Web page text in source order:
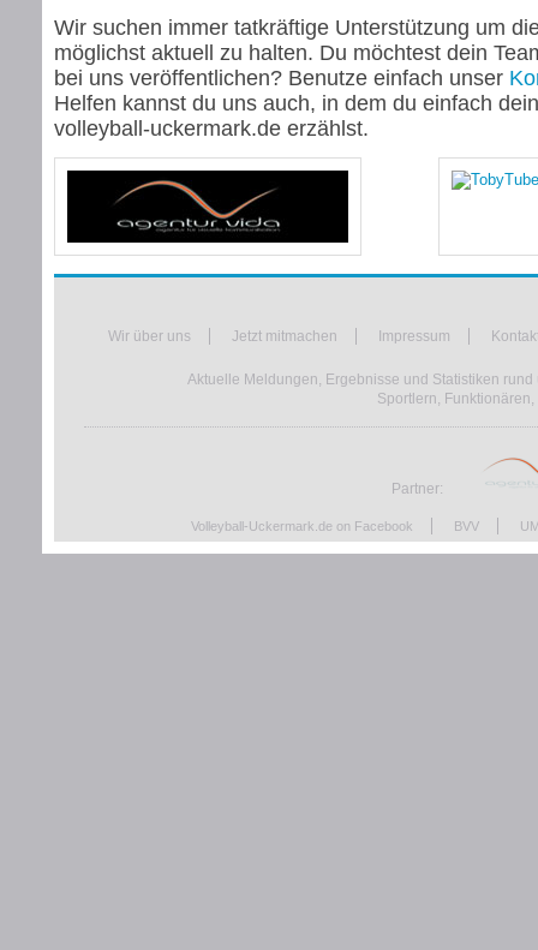
Wir suchen immer tatkräftige Unterstützung um
möglichst aktuell zu halten. Du möchtest dein
bei uns veröffentlichen? Benutze einfach unser
Helfen kannst du uns auch, in dem du einfach
volleyball-uckermark.de erzählst.
Wir über uns Jetzt mitmachen Impressum
Aktuelle Meldungen, Ergebnisse und Statistiken
Sportlern,
Partner:
Volleyball-Uckermark.de on Facebook BVV